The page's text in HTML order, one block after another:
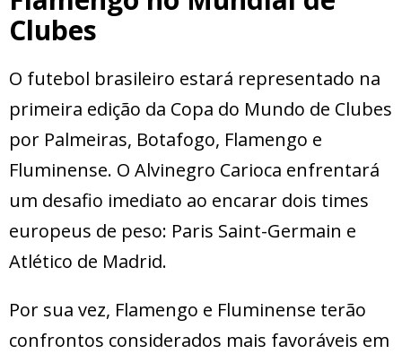
Clubes
O futebol brasileiro estará representado na
primeira edição da Copa do Mundo de Clubes
por Palmeiras, Botafogo, Flamengo e
Fluminense. O Alvinegro Carioca enfrentará
um desafio imediato ao encarar dois times
europeus de peso: Paris Saint-Germain e
Atlético de Madrid.
Por sua vez, Flamengo e Fluminense terão
confrontos considerados mais favoráveis em